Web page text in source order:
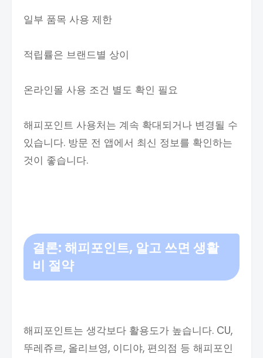
일부 품목 사용 제한
적립률은 브랜드별 상이
온라인몰 사용 조건 별도 확인 필요
해피포인트 사용처는 계속 확대되거나 변경될 수
있습니다. 방문 전 앱에서 최신 정보를 확인하는
것이 좋습니다.
결론: 해피포인트, 알고 쓰면 생활
비 절약
해피포인트는 생각보다 활용도가 높습니다. CU,
뚜레쥬르, 올리브영, 이디야, 편의점 등 해피포인